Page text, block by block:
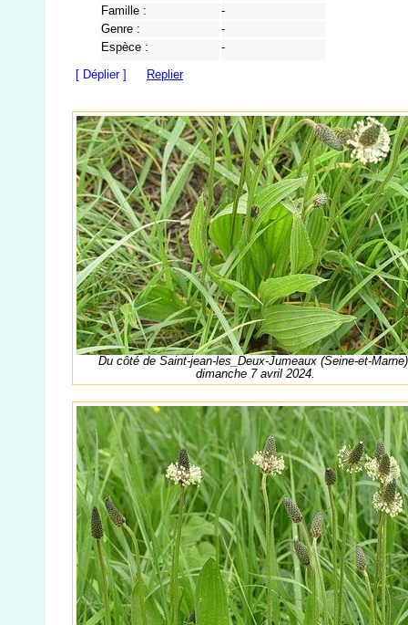
Famille :
-
Genre :
-
Espèce :
-
[ Déplier ]
Replier
Du côté de Saint-jean-les_Deux-Jumeaux (Seine-et-
dimanche 7 avril 2024.